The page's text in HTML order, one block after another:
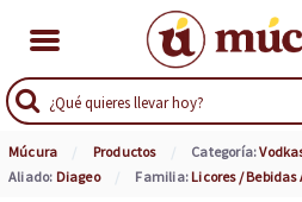
Múcura Productos Categoría:
Aliado: Diageo Familia: Licores /